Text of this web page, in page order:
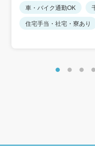
■昇給あり
■賞与あり（業績に応
車・バイク通勤OK
住宅手当・社宅・寮あり